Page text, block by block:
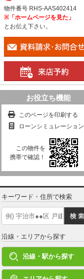
物件番号 RHS-AAS402414
※「ホームページを見た」
とお伝え下さい。
お役立ち機能
このページを印刷する
ローンシミュレーション
この物件を
携帯で確認！
キーワード・住所で検索
沿線・エリアから探す
沿線・駅から探す